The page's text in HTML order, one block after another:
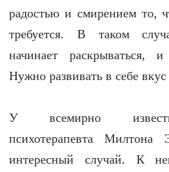
радостью и смирением то,
требуется. В таком
начинает раскрываться,
Нужно развивать в себе
У всемирно
психотерапевта Милтона
интересный случай. К